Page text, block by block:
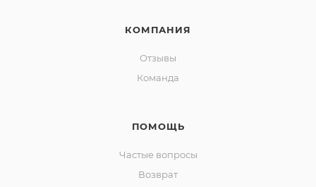
КОМПАНИЯ
Отзывы
Команда
ПОМОЩЬ
Частые вопросы
Возврат